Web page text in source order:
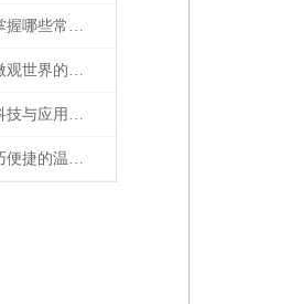
选购高低温循环装置要掌握哪些常识？
微型高低温循环装置：微观世界的温度魔术师
微型高低温循环装置：科技与应用的融合
微型高低温循环装置小巧便捷的温度控制利器